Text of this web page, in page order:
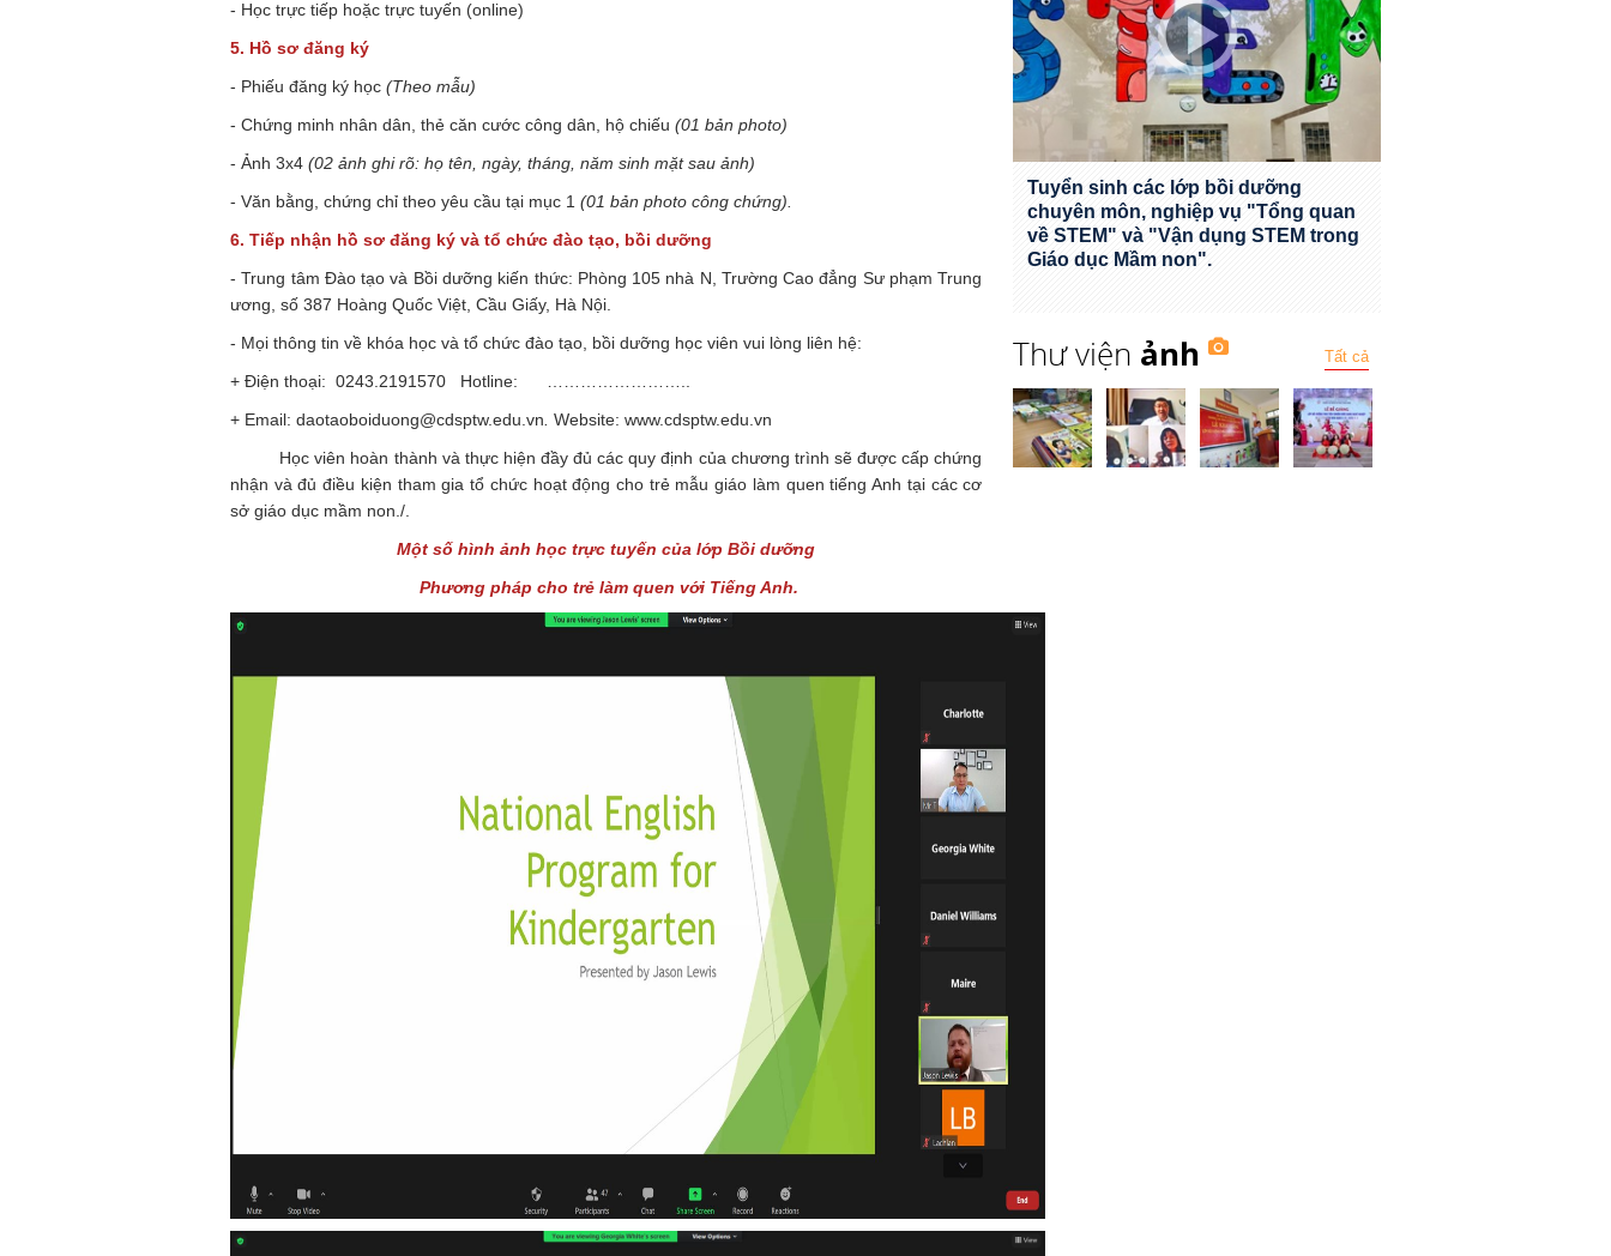
- Học trực tiếp hoặc trực tuyến (online)
5. Hồ sơ đăng ký
- Phiếu đăng ký học (Theo mẫu)
- Chứng minh nhân dân, thẻ căn cước công dân, hộ chiếu (01 bản photo)
- Ảnh 3x4 (02 ảnh ghi rõ: họ tên, ngày, tháng, năm sinh mặt sau ảnh)
- Văn bằng, chứng chỉ theo yêu cầu tại mục 1 (01 bản photo công chứng).
6. Tiếp nhận hồ sơ đăng ký và tổ chức đào tạo, bồi dưỡng
- Trung tâm Đào tạo và Bồi dưỡng kiến thức: Phòng 105 nhà N, Trường Cao đẳng Sư phạm Trung
ương, số 387 Hoàng Quốc Việt, Cầu Giấy, Hà Nội.
- Mọi thông tin về khóa học và tổ chức đào tạo, bồi dưỡng học viên vui lòng liên hệ:
+ Điện thoại: 0243.2191570 Hotline: ……………………..
+ Email: daotaoboiduong@cdsptw.edu.vn Website: www.cdsptw.edu.vn
Học viên hoàn thành và thực hiện đầy đủ các quy định của chương trình sẽ được cấp chứng
nhận và đủ điều kiện tham gia tổ chức hoạt động cho trẻ mẫu giáo làm quen tiếng Anh tại các cơ
sở giáo dục mầm non./.
Một số hình ảnh học trực tuyến của lớp Bồi dưỡng
Phương pháp cho trẻ làm quen với Tiếng Anh.
Tuyển sinh các lớp bồi dưỡng
chuyên môn, nghiệp vụ "Tổng quan
về STEM" và "Vận dụng STEM trong
Giáo dục Mầm non".
Thư viện ảnh Tất cả